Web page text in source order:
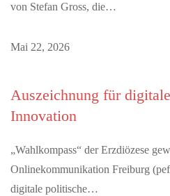
von Stefan Gross, die…
Mai 22, 2026
Auszeichnung für
Innovation
„Wahlkompass“ der Erzdiözese
Onlinekommunikation Freiburg
digitale politische…